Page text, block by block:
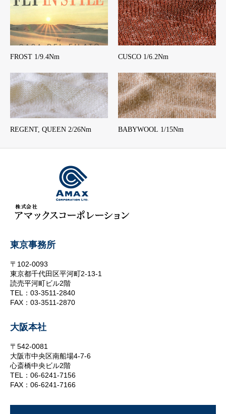
FROST 1/9.4Nm CUSCO 1/6.2Nm
REGENT, QUEEN 2/26Nm BABYWOOL 1/15Nm
東京事務所
〒102-0093
東京都千代田区平河町2-13-1
読売平河町ビル2階
TEL：03-3511-2840
FAX：03-3511-2870
大阪本社
〒542-0081
大阪市中央区南船場4-7-6
心斎橋中央ビル2階
TEL：06-6241-7156
FAX：06-6241-7166